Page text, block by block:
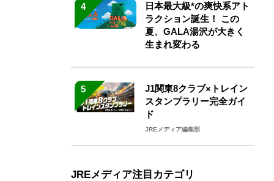
4
日本最大級*の爽快系アト
ラクション誕生！ この
夏、GALA湯沢が大きく
生まれ変わる
5
J1関東8クラブ×トレイン
スタンプラリー完全ガイ
ド
JREメディア編集部
JREメディア注目カテゴリ